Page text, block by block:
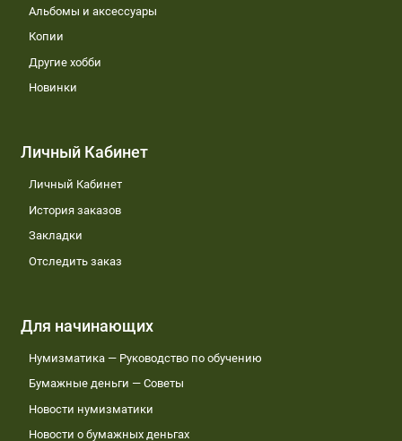
Альбомы и аксессуары
Копии
Другие хобби
Новинки
Личный Кабинет
Личный Кабинет
История заказов
Закладки
Отследить заказ
Для начинающих
Нумизматика — Руководство по обучению
Бумажные деньги — Советы
Новости нумизматики
Новости о бумажных деньгах